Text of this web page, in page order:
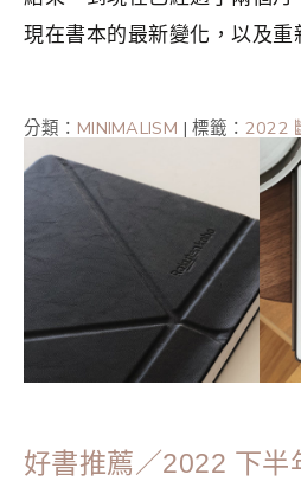
現在書本的最新變化，以及
分類： MINIMALISM | 標籤： 2022
捨離,斷捨離入門 書
極簡生活
簡單生活 電子
好書推薦／2022 下半